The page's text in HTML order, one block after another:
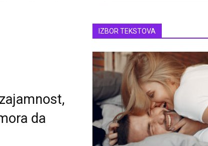
da
IZBOR TEKSTOVA